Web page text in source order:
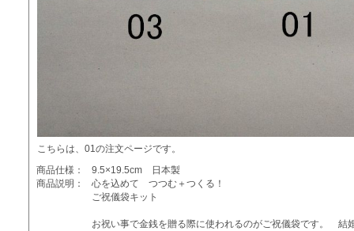
こちらは、01の注文ページです。
商品仕様：
9.5×19.5cm 日本製
商品説明：
心を込めて つつむ＋つくる！
ご祝儀袋キット
お祝い事で金銭を贈る際に使われるのがご祝儀袋です。 結